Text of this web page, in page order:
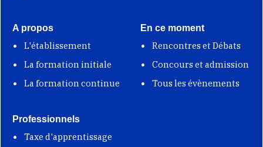
A propos
L'établissement
La formation initiale
La formation continue
En ce moment
Rencontres et Débats
Concours et admission
Tous les évènements
Professionnels
Taxe d'apprentissage